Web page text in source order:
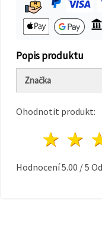
Popis produktu
Značka
Ohodnotit produkt:
1
Hodnocení5.00 /5 Od